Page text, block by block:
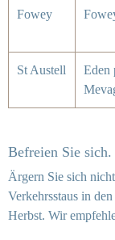
Fowey
St Austell
Eden
Befreien Sie
Ärgern Sie sich
Verkehrsstaus in
Herbst. Wir